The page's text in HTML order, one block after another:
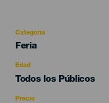
Categoría
Categoría
evento
Feria
Edad
Edad
Todos los Públicos
Precio